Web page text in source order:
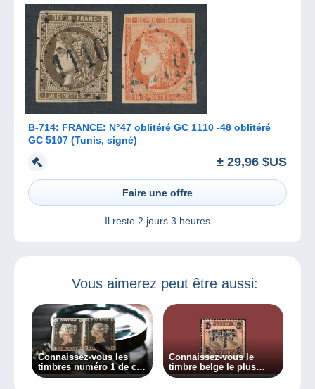
B-714: FRANCE: N°47 oblitéré GC 1110 -48 oblitéré
GC 5107 (Tunis, signé)
± 29,96 $US
Faire une offre
Il reste 2 jours 3 heures
Vous aimerez peut être aussi:
Connaissez-vous les
timbres numéro 1 de ces
10 pays ?
Connaissez-vous le
timbre belge le plus
cher ?